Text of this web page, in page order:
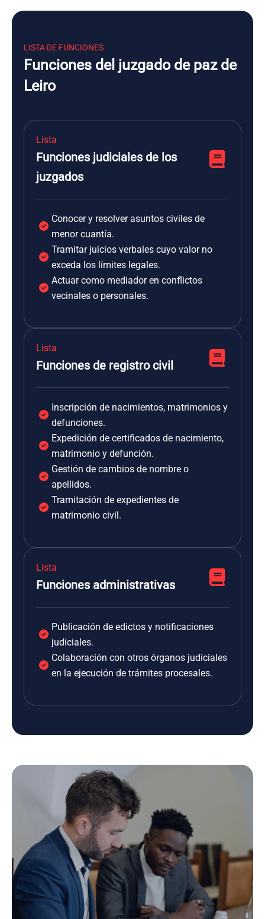
LISTA DE FUNCIONES
Funciones del juzgado de paz de
Leiro
Lista
Funciones judiciales de los
juzgados
Conocer y resolver asuntos civiles de
menor cuantía.
Tramitar juicios verbales cuyo valor no
exceda los límites legales.
Actuar como mediador en conflictos
vecinales o personales.
Lista
Funciones de registro civil
Inscripción de nacimientos, matrimonios y
defunciones.
Expedición de certificados de nacimiento,
matrimonio y defunción.
Gestión de cambios de nombre o
apellidos.
Tramitación de expedientes de
matrimonio civil.
Lista
Funciones administrativas
Publicación de edictos y notificaciones
judiciales.
Colaboración con otros órganos judiciales
en la ejecución de trámites procesales.